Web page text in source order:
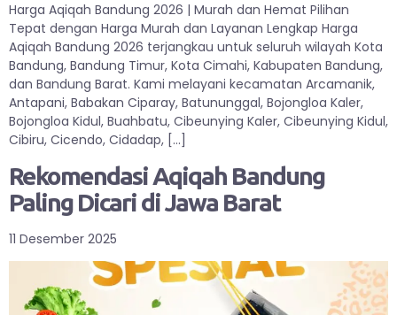
Harga Aqiqah Bandung 2026 | Murah dan Hemat Pilihan
Tepat dengan Harga Murah dan Layanan Lengkap Harga
Aqiqah Bandung 2026 terjangkau untuk seluruh wilayah Kota
Bandung, Bandung Timur, Kota Cimahi, Kabupaten Bandung,
dan Bandung Barat. Kami melayani kecamatan Arcamanik,
Antapani, Babakan Ciparay, Batununggal, Bojongloa Kaler,
Bojongloa Kidul, Buahbatu, Cibeunying Kaler, Cibeunying Kidul,
Cibiru, Cicendo, Cidadap, […]
Rekomendasi Aqiqah Bandung
Paling Dicari di Jawa Barat
11 Desember 2025